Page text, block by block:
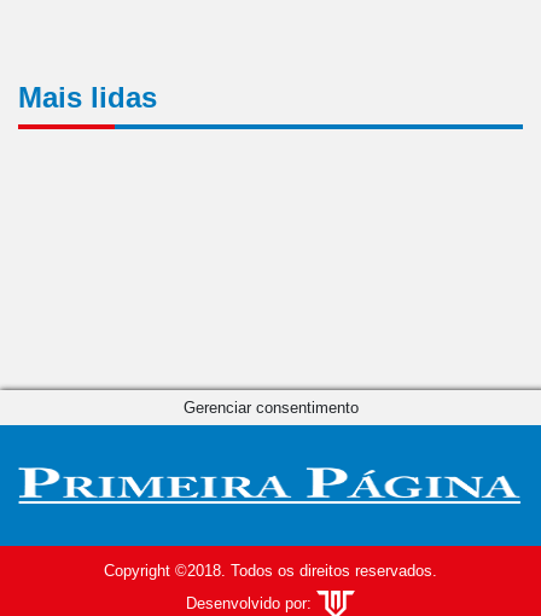
Mais lidas
Copyright ©2018. Todos os direitos reservados.
Desenvolvido por:
Gerenciar consentimento